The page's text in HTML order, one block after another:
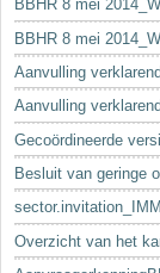
BBHR 8 mei
BBHR 8 mei
Aanvulling
Aanvulling
Gecoördineerde
Besluit van geringe
Overzicht van het